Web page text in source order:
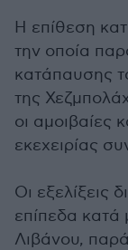
Η επίθεση
την οποία
κατάπαυσης
της
οι αμοιβαίες
εκεχειρίας
Οι εξελίξεις
επίπεδα
Λιβάνου, παρά